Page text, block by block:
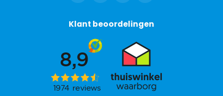
Klant beoordelingen